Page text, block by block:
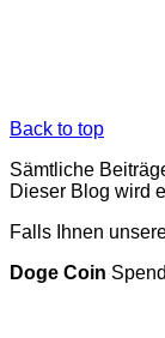
Back to top
Sämtliche
Dieser Blog wird
Falls Ihnen
Doge Coin